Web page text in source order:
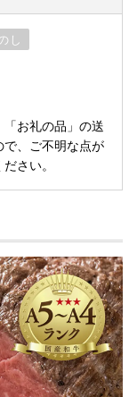
し
お礼の品」の送
、ご不明な点が
さい。